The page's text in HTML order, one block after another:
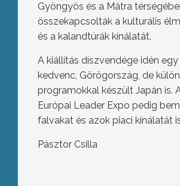
Gyöngyös és a Mátra
összekapcsolták a kulturális
és a kalandtúrák kínálatát.
A kiállítás díszvendége idén egy
kedvenc, Görögország, de
programokkal készült Japán is.
Európai Leader Expo pedig
falvakat és azok piaci kínálatát
Pásztor Csilla